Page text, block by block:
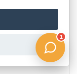
plný.
chladné místo.
Po 1 až 2
až 3 ks hlávka zelí